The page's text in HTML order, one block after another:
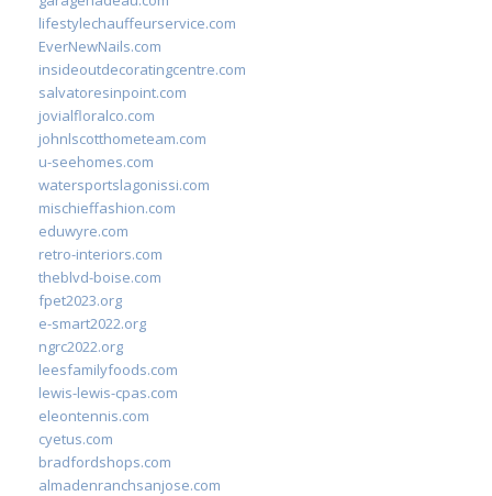
lifestylechauffeurservice.com
EverNewNails.com
insideoutdecoratingcentre.com
salvatoresinpoint.com
jovialfloralco.com
johnlscotthometeam.com
u-seehomes.com
watersportslagonissi.com
mischieffashion.com
eduwyre.com
retro-interiors.com
theblvd-boise.com
fpet2023.org
e-smart2022.org
ngrc2022.org
leesfamilyfoods.com
lewis-lewis-cpas.com
eleontennis.com
cyetus.com
bradfordshops.com
almadenranchsanjose.com